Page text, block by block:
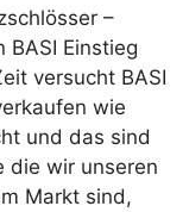
–
BASI Einstieg
versucht BASI
wie
und das sind
die wir unseren
Markt sind,